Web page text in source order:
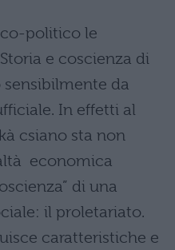
politico le
e coscienza di
sensibilmente da
In effetti al
csiano sta non
economica
di una
il proletariato.
caratteristiche e